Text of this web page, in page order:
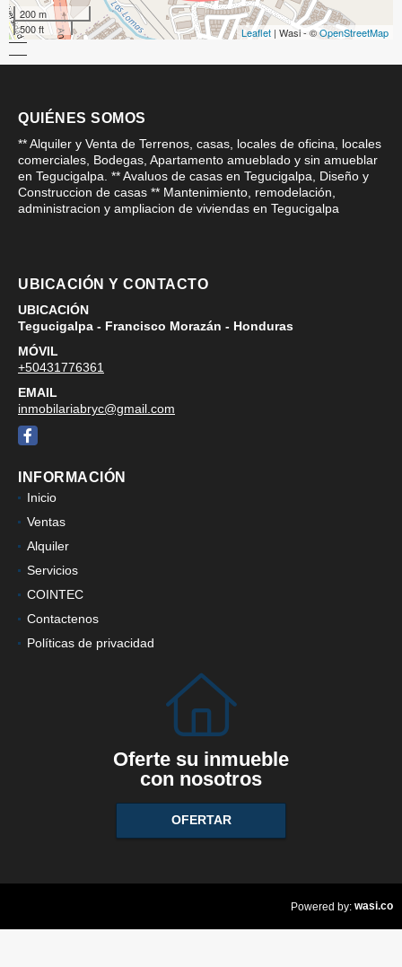
200 m
500 ft
Leaflet | Wasi - ©OpenStreetMap
QUIÉNES SOMOS
** Alquiler y Venta de Terrenos, casas, locales de oficina, locales
comerciales, Bodegas, Apartamento amueblado y sin amueblar
en Tegucigalpa. ** Avaluos de casas en Tegucigalpa, Diseño y
Construccion de casas ** Mantenimiento, remodelación,
administracion y ampliacion de viviendas en Tegucigalpa
UBICACIÓN Y CONTACTO
UBICACIÓN
Tegucigalpa - Francisco Morazán - Honduras
MÓVIL
+50431776361
EMAIL
inmobilariabryc@gmail.com
Facebook
INFORMACIÓN
Inicio
Ventas
Alquiler
Servicios
COINTEC
Contactenos
Políticas de privacidad
Oferte su inmueble
con nosotros
OFERTAR
Powered by: wasi.co